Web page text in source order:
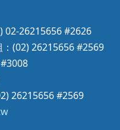
02-26215656 #2626
(02) 26215656 #2569
26215656 #2569